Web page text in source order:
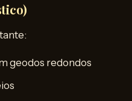
geodos redondos